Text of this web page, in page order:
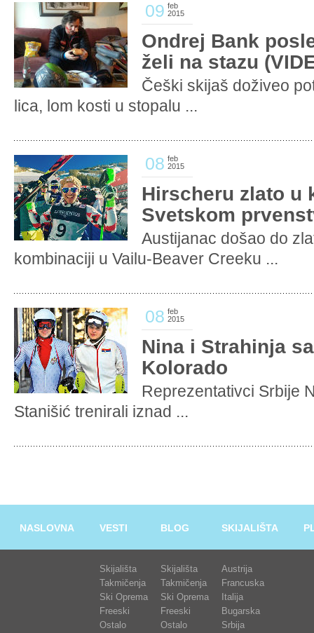
09 feb
2015
Ondrej Bank
želi na stazu
Češki skijaš doživeo
lica, lom kosti u stopalu ...
08 feb
2015
Hirscheru zlato u
Svetskom
Austijanac došao do
kombinaciji u Vailu-Beaver Creeku ...
08 feb
2015
Nina i Strahinja
Kolorado
Reprezentativci Srbije
Stanišić trenirali iznad ...
NASLOVNA VESTI
Skijališta
Takmičenja
Ski Oprema
Freeski
Ostalo
BLOG
Skijališta
Takmičenja
Ski Oprema
Freeski
Ostalo
SKIJALIŠTA
Austrija
Francuska
Italija
Bugarska
Srbija